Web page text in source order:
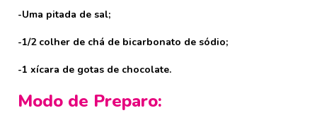
-Uma pitada de sal;
-1/2 colher de chá de bicarbonato de sódio;
-1 xícara de gotas de chocolate.
Modo de Preparo: